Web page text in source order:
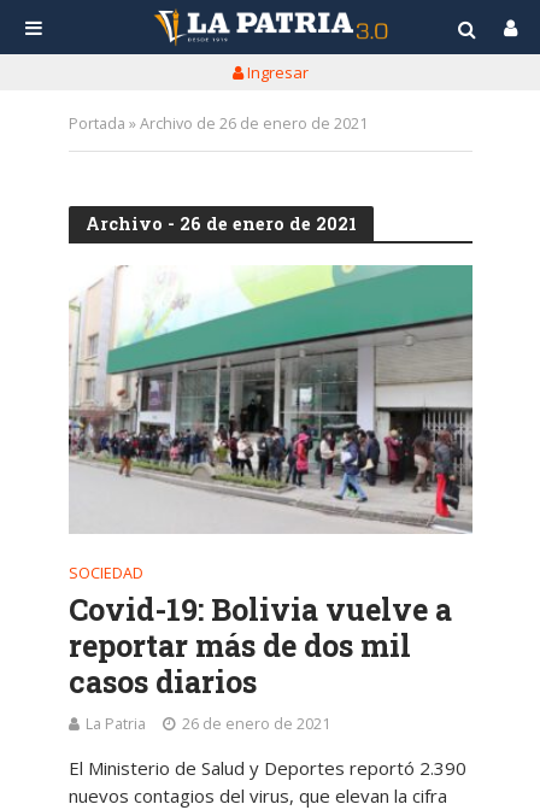
Ingresar
Portada »Archivo de 26 de enero de 2021
Archivo - 26 de enero de 2021
SOCIEDAD
Covid-19: Bolivia vuelve a
reportar más de dos mil
casos diarios
La Patria 26 de enero de 2021
El Ministerio de Salud y Deportes reportó 2.390
nuevos contagios del virus, que elevan la cifra